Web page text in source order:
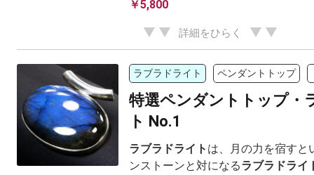
￥5,800
詳細をひらく
ラブラドライト ペンダントトップ
特選ペンダントトップ・
ト No.1
ラブラドライト は、月の力を宿すと
ンストーンと対になるラブラドライ